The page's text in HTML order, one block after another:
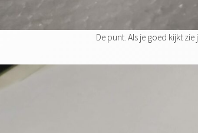
De punt. Als je goed kijkt